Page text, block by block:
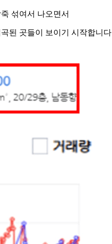
섞여서 나오면서
된 곳들이 보이기 시작합니다